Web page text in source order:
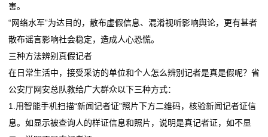
害。
“网络水军”为达目的，散布虚假信息、混淆视听影响舆论，更有甚者
散布谣言影响社会稳定，造成人心恐慌。
三种方法辨别真假记者
在日常生活中，接受采访的单位和个人怎么辨别记者是真是假呢？省
公安厅网安总队教给广大群众以下三种方式：
1.用智能手机扫描“新闻记者证”照片下方二维码，核验新闻记者证信
息。如显示被查询人的样证信息和照片，说明是真记者证，如不显